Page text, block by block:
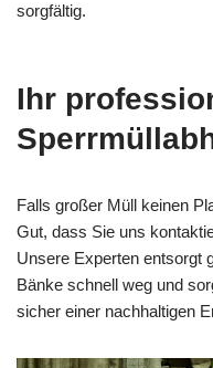
sorgfältig.
Ihr
Falls großer Müll keinen
Gut, dass Sie uns
Unsere Experten entsorgt
Bänke schnell weg und
sicher einer nachhaltigen